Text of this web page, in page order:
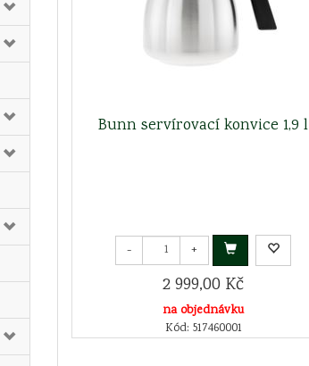
Bunn servírovací konvice 1,9 l
- +
2 999,00 Kč
na objednávku
Kód: 517460001